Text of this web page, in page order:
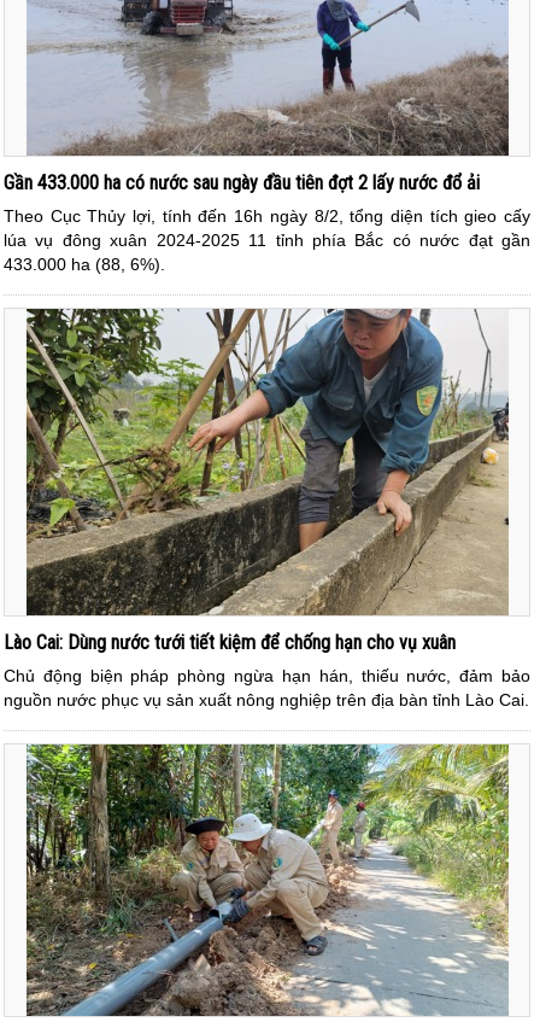
Gần 433.000 ha có nước sau ngày đầu tiên đợt 2 lấy nước đổ ải
Theo Cục Thủy lợi, tính đến 16h ngày 8/2, tổng diện tích gieo cấy
lúa vụ đông xuân 2024-2025 11 tỉnh phía Bắc có nước đạt gần
433.000 ha (88, 6%).
Lào Cai: Dùng nước tưới tiết kiệm để chống hạn cho vụ xuân
Chủ động biện pháp phòng ngừa hạn hán, thiếu nước, đảm bảo
nguồn nước phục vụ sản xuất nông nghiệp trên địa bàn tỉnh Lào Cai.